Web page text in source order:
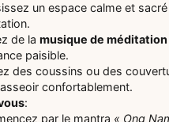
un espace calme et
de la musique de méditation
paisible.
des coussins ou des
confortablement.
:
par le mantra « Ong